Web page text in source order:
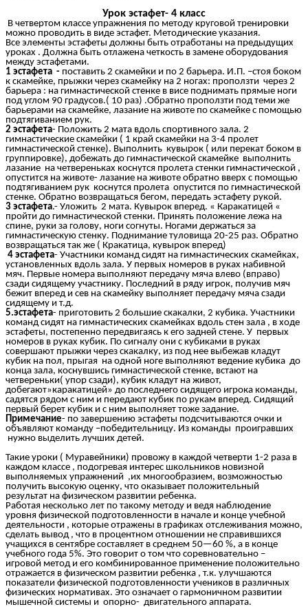
Урок эстафет- 4 класс
В четвертом классе упражнения по методу круговой тренировки
можно проводить в виде эстафет. Методические указания.
Все элементы эстафеты должны быть отработаны на предыдущих
уроках . Должна быть отлажена четкость в замене оборудования
между эстафетами.
1 эстафета - поставить 2 скамейки и по 2 барьера. И.П. –стоя боком
к скамейке, прыжки через скамейку на 2 ногах: проползти через 2
барьера : на гимнастической стенке в висе поднимать прямые ноги
под углом 90 градусов.( 10 раз) .Обратно проползти под теми же
барьерами на скамейке, лазание на животе по скамейке с помощью
подтягиванием рук.
2 эстафета- Положить 2 мата вдоль спортивного зала. 2
гимнастические скамейки ( 1 край скамейки на 3-4 пролет
гимнастической стенке). Выполнить кувырок ( или перекат боком в
группировке), добежать до гимнастической скамейке выполнить
лазание на четвереньках коснутся пролета стенки гимнастической ,
опустится на животе- лазание на животе обратно вверх с помощью
подтягиванием рук коснутся пролета опустится по гимнастической
стенке. Обратно возвращаться бегом, передать эстафету рукой.
3 эстафета.- Уложить 2 мата. Кувырок вперед. « Каракатицей «
пройти до гимнастической стенки. Принять положение лежа на
спине, руки за голову, ноги согнуты. Ногами держаться за
гимнастическую стенку. Поднимание туловища 20-25 раз. Обратно
возвращаться так же ( Кракатица, кувырок вперед)
4 эстафета- Участники команд сидят на гимнастических скамейках,
установленных вдоль зала. У первых номеров в руках набивной
мяч. Первые номера выполняют передачу мяча влево (вправо)
сзади сидящему участнику. Последний в ряду игрок, получив мяч
бежит вперед и сев на скамейку выполняет передачу мяча сзади
сидящему и т.д.
5.эстафета- приготовить 2 большие скакалки, 2 кубика. Участники
команд сидят на гимнастических скамейках вдоль стен зала , в ходе
эстафеты, постепенно передвигаясь к его задней стене. У первых
номеров в руках кубик. По сигналу они с кубиками в руках
совершают прыжки через скакалку, из под нее выбежав кладут
кубик на пол, прыгая на одной ноге выполняют ведение кубика до
конца зала, коснувшись гимнастической стенке, встают на
четвереньки( упор сзади), кубик кладут на живот,
добегают»каракатицей» до последнего сидящего игрока команды,
садятся рядом с ним и передают кубик по рукам вперед. Сидящий
первый берет кубик и с ним выполняет тоже задание.
Примечание- по завершению эстафеты подсчитываются очки и
объявляют команду –победительницу. Из команды проигравших
нужно выделить лучших детей.
Такие уроки ( Муравейники) провожу в каждой четверти 1-2 раза в
каждом классе , подогревая интерес школьников новизной
выполняемых упражнений ,их многообразием, возможностью
получить высокую оценку, что оказывает положительный
результат на физическом развитии ребенка.
Работая несколько лет по такому методу и ведя наблюдение
уровня физической подготовленности в начале и конце учебной
деятельности , которые отражены в графиках отслеживания можно,
сделать вывод , что в процентном отношении не справившихся
учащихся в сентябре составляет в среднем 50—60 %, а в конце
учебного года 5%. Это говорит о том что соревновательно –
игровой метод и его комбинированное применение положительно
отражается в физическом развитии ребенка , т.к. улучшаются
показатели физической подготовленности учеников в различных
физических нормативах. Это означает о гармоничном развитии
мышечной системы и опорно- двигательного аппарата.